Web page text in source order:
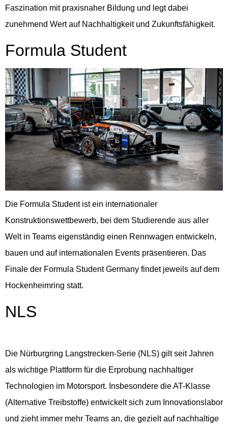
Faszination mit praxisnaher Bildung und legt dabei
zunehmend Wert auf Nachhaltigkeit und Zukunftsfähigkeit.
Formula Student
Die Formula Student ist ein internationaler
Konstruktionswettbewerb, bei dem Studierende aus aller
Welt in Teams eigenständig einen Rennwagen entwickeln,
bauen und auf internationalen Events präsentieren. Das
Finale der Formula Student Germany findet jeweils auf dem
Hockenheimring statt.
NLS
Die Nürburgring Langstrecken-Serie (NLS) gilt seit Jahren
als wichtige Plattform für die Erprobung nachhaltiger
Technologien im Motorsport. Insbesondere die AT-Klasse
(Alternative Treibstoffe) entwickelt sich zum Innovationslabor
und zieht immer mehr Teams an, die gezielt auf nachhaltige